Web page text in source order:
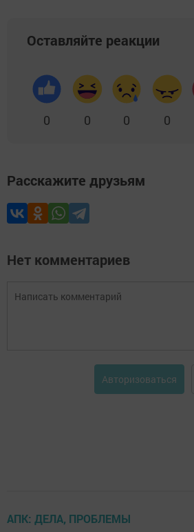
Оставляйте реакции
0 0 0 0
Расскажите друзьям
Нет комментариев
Авторизоваться
АПК: ДЕЛА, ПРОБЛЕМЫ